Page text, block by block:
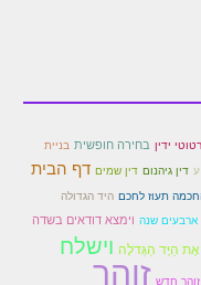
ידין בחירה חופשית בניית
דין גיהנום דין שמים דף הבית
תעוז לחכם היד הגדולה
ארבעים שנה וימצא דודאים בשדה
אֶת הַיָּד הַגְּדֹלָה וישלח
זוהר חדש זוהר